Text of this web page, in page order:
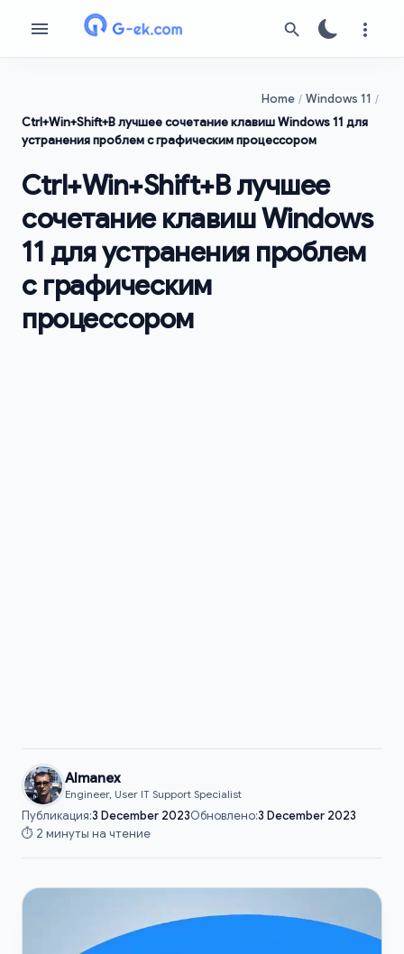
Home
Windows 11
Ctrl+Win+Shift+B лучшее сочетание клавиш Windows 11 для
устранения проблем с графическим процессором
Ctrl+Win+Shift+B лучшее
сочетание клавиш Windows
11 для устранения проблем
с графическим
процессором
Almanex
Engineer, User IT Support Specialist
Публикация:3 December 2023Обновлено:3 December 2023
⏱️ 2 минуты на чтение